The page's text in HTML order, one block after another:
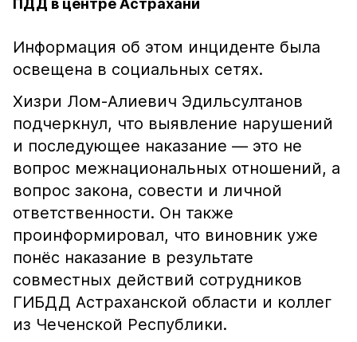
ПДД в центре Астрахани
Информация об этом инциденте была
освещена в социальных сетях.
Хизри Лом-Алиевич Эдильсултанов
подчеркнул, что выявление нарушений
и последующее наказание — это не
вопрос межнациональных отношений, а
вопрос закона, совести и личной
ответственности. Он также
проинформировал, что виновник уже
понёс наказание в результате
совместных действий сотрудников
ГИБДД Астраханской области и коллег
из Чеченской Республики.